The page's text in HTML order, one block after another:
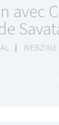
avec
| WEBZINE